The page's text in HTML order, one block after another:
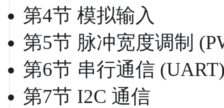
第4节 模拟输入
第5节 脉冲宽度调制
第6节 串行通信
第7节 I2C 通信